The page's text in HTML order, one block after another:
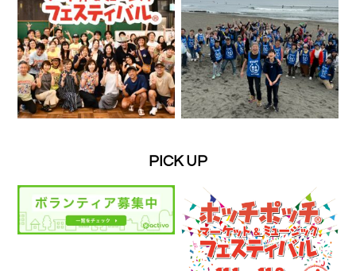
PICK UP